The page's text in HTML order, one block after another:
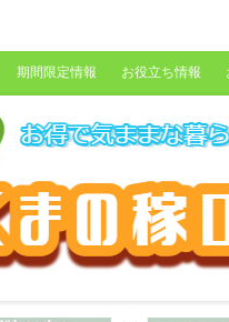
期間限定情報 お役立ち情報